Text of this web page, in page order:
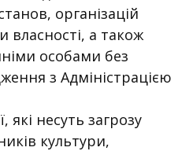
організацій
власності, а також
особами без
з Адміністрацією
які несуть загрозу
культури,